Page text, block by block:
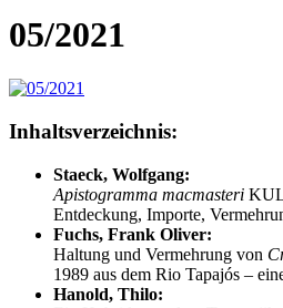
05/2021
Inhaltsverzeichnis:
Staeck, Wolfgang:
Apistogramma macmasteri
Entdeckung, Importe,
Fuchs, Frank Oliver:
Haltung und Vermehrung von
1989 aus dem Rio Tapajós –
Hanold, Thilo: